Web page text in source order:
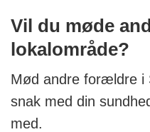
Vil du møde
lokalområde?
Mød andre forældre i
snak med din
med.